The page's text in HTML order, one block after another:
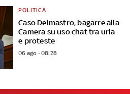
Caso Delmastro, bagarre alla
Camera su uso chat tra urla
e proteste
POLITICA
06 ago - 08:28